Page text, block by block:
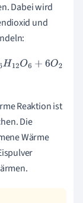
Dabei wird
und
O6+6O2
Reaktion ist
Die
Wärme